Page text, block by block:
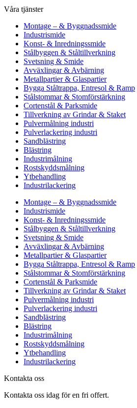
Våra tjänster
Montage – & Byggnadssmide
Industrismide
Konst- & Inredningssmide
Stålbyggen & Ståltillverkning
Svetsning & Smide
Avväxlingar & Avbärning
Metallpartier & Glaspartier
Bygga Ståltrappa, Entresol & Ramp
Stålstommar & Stomförstärkning
Cortenstål & Parksmide
Tillverkning av Grindar & Staket
Pulvermålning industri
Pulverlackering industri
Sandblästring
Blästring
Industrimålning
Rostskyddsmålning
Ytbehandling
Industrilackering
Montage – & Byggnadssmide
Industrismide
Konst- & Inredningssmide
Stålbyggen & Ståltillverkning
Svetsning & Smide
Avväxlingar & Avbärning
Metallpartier & Glaspartier
Bygga Ståltrappa, Entresol & Ramp
Stålstommar & Stomförstärkning
Cortenstål & Parksmide
Tillverkning av Grindar & Staket
Pulvermålning industri
Pulverlackering industri
Sandblästring
Blästring
Industrimålning
Rostskyddsmålning
Ytbehandling
Industrilackering
Kontakta oss
Kontakta oss idag för en fri offert.